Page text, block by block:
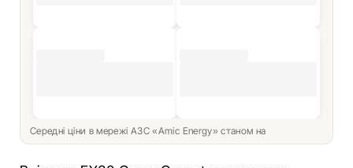
Середні ціни в мережі АЗС «Amic Energy» станом на